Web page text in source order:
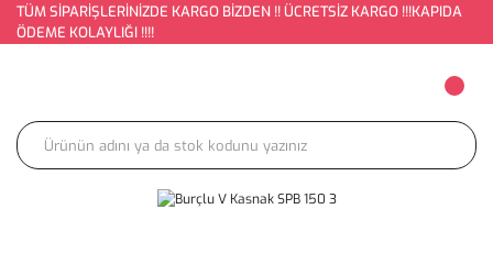
TÜM SİPARİŞLERİNİZDE KARGO BİZDEN !! ÜCRETSİZ KARGO !!!KAPIDA
ÖDEME KOLAYLIĞI !!!!